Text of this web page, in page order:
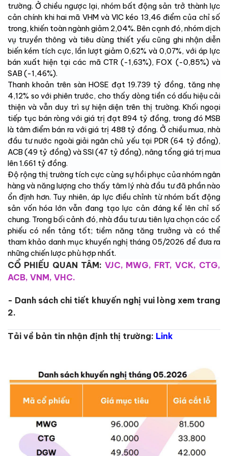
trường. Ở chiều ngược lại, nhóm bất động sản trở thành lực
cản chính khi hai mã VHM và VIC kéo 13,46 điểm của chỉ số
trong, khiến toàn ngành giảm 2,04%. Bên cạnh đó, nhóm dịch
vụ truyền thông và tiêu dùng thiết yếu cũng ghi nhận diễn
biến kém tích cực, lần lượt giảm 0,62% và 0,07%, với áp lực
bán xuất hiện tại các mã CTR (-1,63%), FOX (-0,85%) và
SAB (-1,46%).
Thanh khoản trên sàn HOSE đạt 19.739 tỷ đồng, tăng nhẹ
4,12% so với phiên trước, cho thấy dòng tiền có dấu hiệu cải
thiện và vẫn duy trì sự hiện diện trên thị trường. Khối ngoại
tiếp tục bán ròng với giá trị đạt 894 tỷ đồng, trong đó MSB
là tâm điểm bán ra với giá trị 488 tỷ đồng. Ở chiều mua, nhà
đầu tư nước ngoài giải ngân chủ yếu tại PDR (64 tỷ đồng),
ACB (49 tỷ đồng) và SSI (47 tỷ đồng), nâng tổng giá trị mua
lên 1.661 tỷ đồng.
Độ rộng thị trường tích cực cùng sự hồi phục của nhóm ngân
hàng và năng lượng cho thấy tâm lý nhà đầu tư đã phần nào
ổn định hơn. Tuy nhiên, áp lực điều chỉnh từ nhóm bất động
sản vốn hóa lớn vẫn đang tạo lực cản đáng kể lên chỉ số
chung. Trong bối cảnh đó, nhà đầu tư ưu tiên lựa chọn các cổ
phiếu có nền tảng tốt; tiềm năng tăng trưởng và có thể
tham khảo danh mục khuyến nghị tháng 05/2026 để đưa ra
những chiến lược phù hợp nhất.
CỔ PHIẾU QUAN TÂM: VJC, MWG, FRT, VCK, CTG,
ACB, VNM, VHC.
- Danh sách chi tiết khuyến nghị vui lòng xem trang
2.
Tải về bản tin nhận định thị trường: Link